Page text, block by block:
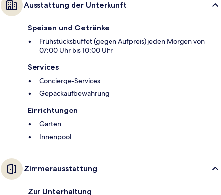
Ausstattung der Unterkunft
Speisen und Getränke
Frühstücksbuffet (gegen Aufpreis) jeden Morgen von
07:00 Uhr bis 10:00 Uhr
Services
Concierge-Services
Gepäckaufbewahrung
Einrichtungen
Garten
Innenpool
Zimmerausstattung
Zur Unterhaltung